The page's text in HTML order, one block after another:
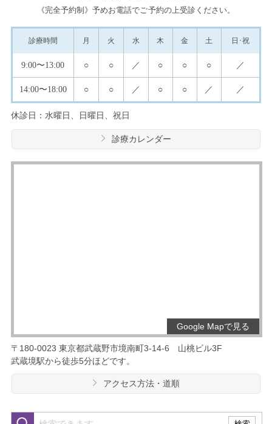
《完全予約制》予めお電話でご予約の上受診ください。
診療時間 月 火 水 木 金 土 日･祝
9:00〜13:00 ○ ○ ／ ○ ○ ○ ／
14:00〜18:00 ○ ○ ／ ○ ○ ／ ／
休診日：水曜日、日曜日、祝日
診療カレンダー
Google Mapで見る
〒180-0023 東京都武蔵野市境南町3-14-6
山桃ビル3F
武蔵境駅から徒歩5分ほどです。
アクセス方法・道順